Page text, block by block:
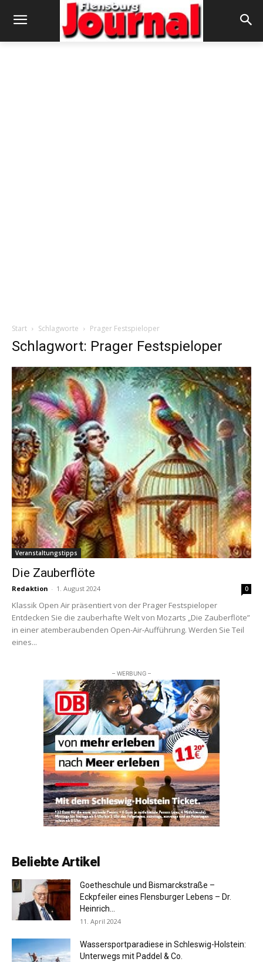
Start Schlagworte Prager Festspieloper
Schlagwort: Prager Festspieloper
Veranstaltungstipps
Die Zauberflöte
Redaktion - 1. August 2024 0
Klassik Open Air präsentiert von der Prager Festspieloper
Entdecken Sie die zauberhafte Welt von Mozarts „Die Zauberflöte”
in einer atemberaubenden Open-Air-Aufführung. Werden Sie Teil
eines...
– WERBUNG –
Beliebte Artikel
Goetheschule und Bismarckstraße –
Eckpfeiler eines Flensburger Lebens – Dr.
Heinrich...
11. April 2024
Wassersportparadiese in Schleswig-Holstein:
Unterwegs mit Paddel & Co.